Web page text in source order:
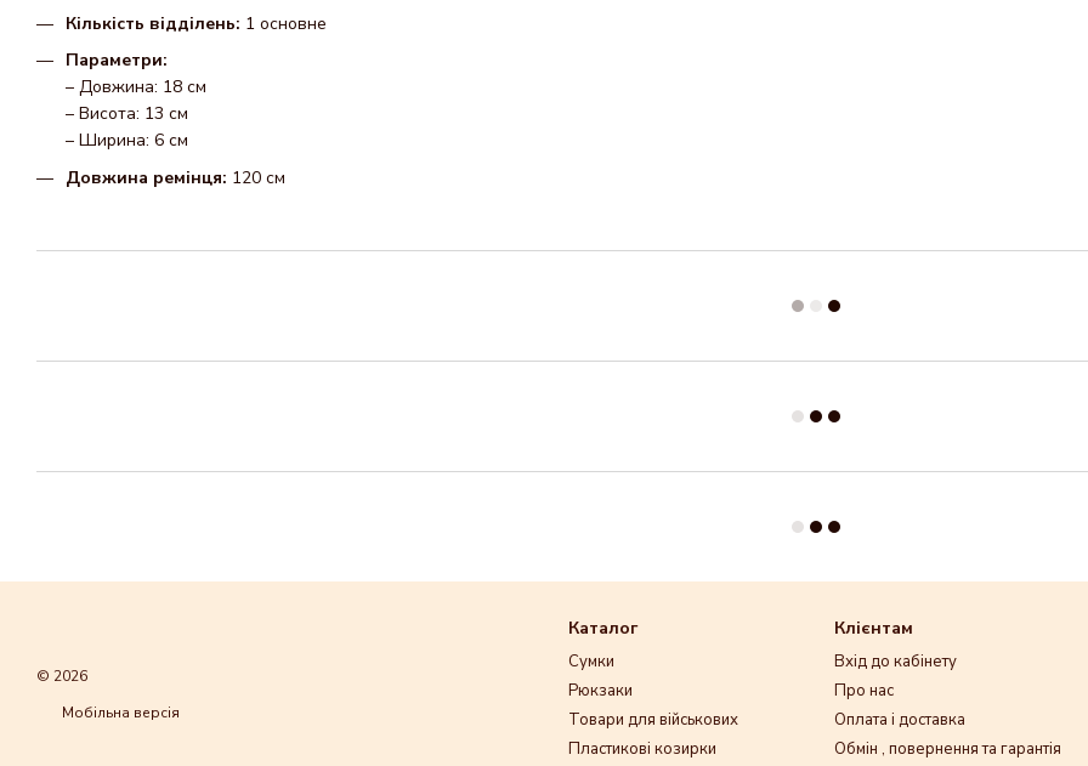
Кількість відділень: 1 основне
Параметри:
– Довжина: 18 см
– Висота: 13 см
– Ширина: 6 см
Довжина ремінця: 120 см
© 2026
Мобільна версія
Каталог
Сумки
Рюкзаки
Товари для військових
Пластикові козирки
Клієнтам
Вхід до кабінету
Про нас
Оплата і доставка
Обмін , повернення та гарантія